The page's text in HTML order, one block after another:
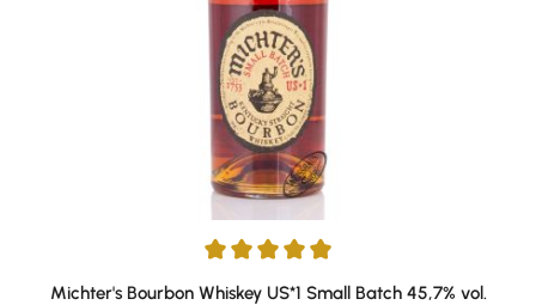
Durchschnittliche Bewertung von 4.93 von 5 Sternen
Michter's Bourbon Whiskey US*1 Small Batch 45,7% vol.